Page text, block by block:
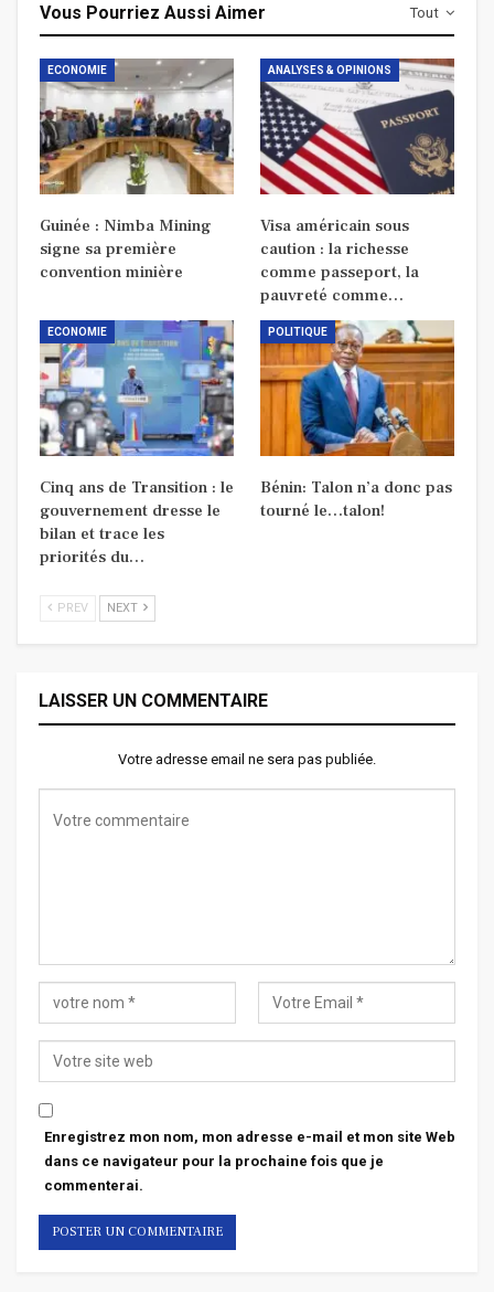
Tout
Vous Pourriez Aussi Aimer
ECONOMIE
Guinée : Nimba Mining
signe sa première
convention minière
ANALYSES & OPINIONS
Visa américain sous
caution : la richesse
comme passeport, la
pauvreté comme…
ECONOMIE
Cinq ans de Transition : le
gouvernement dresse le
bilan et trace les
priorités du…
POLITIQUE
Bénin: Talon n’a donc pas
tourné le…talon!
PREV NEXT
LAISSER UN COMMENTAIRE
Votre adresse email ne sera pas publiée.
Enregistrez mon nom, mon adresse e-mail et mon site Web
dans ce navigateur pour la prochaine fois que je
commenterai.